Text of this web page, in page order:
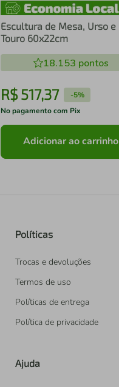
Escultura de Mesa, Urso e
Touro 60x22cm
18.153 pontos
R$ 517,37 -5%
No pagamento com Pix
Adicionar ao carrinho
Políticas
Trocas e devoluções
Termos de uso
Políticas de entrega
Política de privacidade
Ajuda